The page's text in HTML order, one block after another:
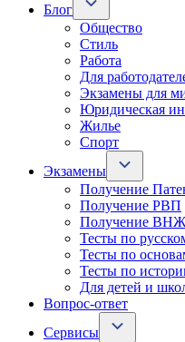
Блог
Общество
Стиль
Работа
Для
Экзамены для
Юридическая
Жилье
Спорт
Экзамены
Получение
Получение РВП
Получение ВНЖ
Тесты по
Тесты по
Тесты по
Для детей и
Вопрос-ответ
Сервисы